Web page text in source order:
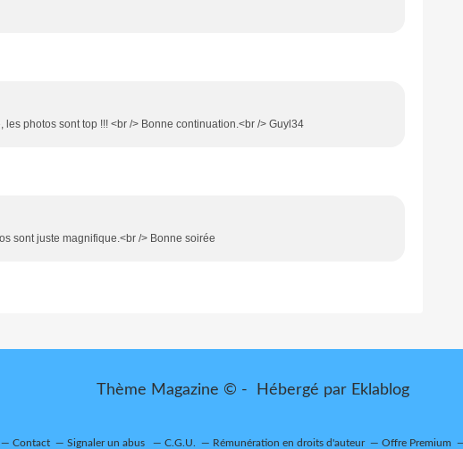
photos sont top !!! <br /> Bonne continuation.<br /> Guyl34
sont juste magnifique.<br /> Bonne soirée
Thème Magazine © - Hébergé par Eklablog
Contact Signaler un abus C.G.U. Rémunération en droits d'auteur Offre Premium